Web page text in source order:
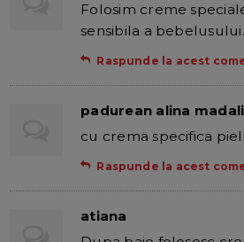
Folosim creme
sensibila a bebelusului.
Raspunde la acest
padurean alina
cu crema specifica
Raspunde la acest
atiana